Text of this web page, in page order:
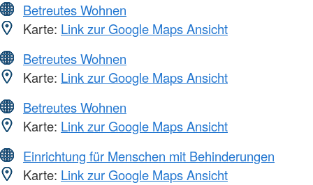
Betreutes Wohnen
Karte: Link zur Google Maps Ansicht
Betreutes Wohnen
Karte: Link zur Google Maps Ansicht
Betreutes Wohnen
Karte: Link zur Google Maps Ansicht
Einrichtung für Menschen mit Behinderungen
Karte: Link zur Google Maps Ansicht